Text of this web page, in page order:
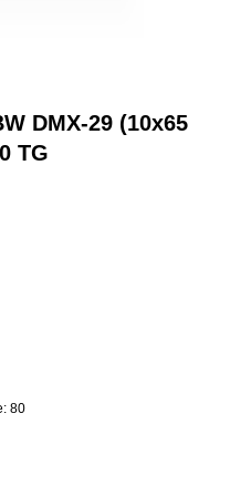
DMX-29 (10x65
TG
80